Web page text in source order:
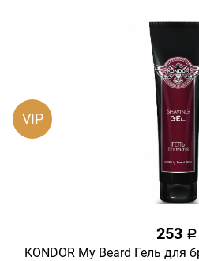
VIP
253 a
KONDOR My Beard Гель для